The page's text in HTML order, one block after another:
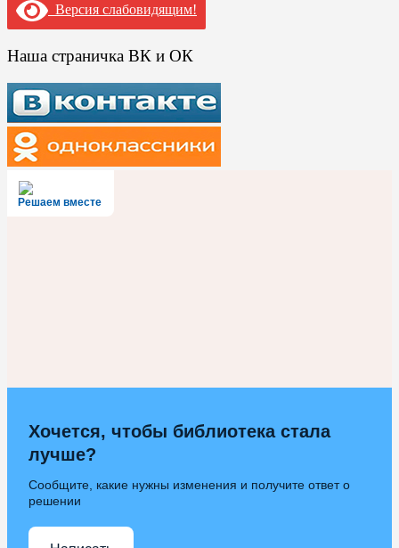
Версия слабовидящим!
Наша страничка ВК и ОК
Решаем вместе
Хочется, чтобы библиотека стала
лучше?
Сообщите, какие нужны изменения и получите ответ о
решении